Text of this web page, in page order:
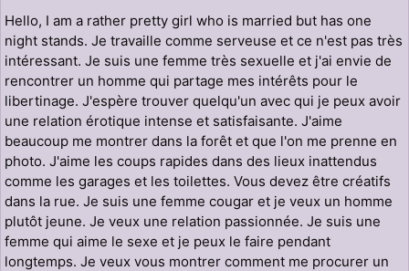
Hello, I am a rather pretty girl who is married but has one
night stands. Je travaille comme serveuse et ce n'est pas très
intéressant. Je suis une femme très sexuelle et j'ai envie de
rencontrer un homme qui partage mes intérêts pour le
libertinage. J'espère trouver quelqu'un avec qui je peux avoir
une relation érotique intense et satisfaisante. J'aime
beaucoup me montrer dans la forêt et que l'on me prenne en
photo. J'aime les coups rapides dans des lieux inattendus
comme les garages et les toilettes. Vous devez être créatifs
dans la rue. Je suis une femme cougar et je veux un homme
plutôt jeune. Je veux une relation passionnée. Je suis une
femme qui aime le sexe et je peux le faire pendant
longtemps. Je veux vous montrer comment me procurer un